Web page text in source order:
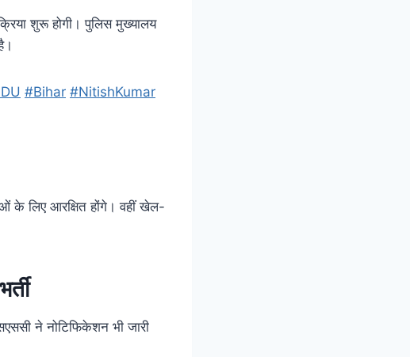
शुरू होगी। पुलिस मुख्यालय
#Bihar #NitishKumar
के लिए आरक्षित होंगे। वहीं खेल-
ने नोटिफिकेशन भी जारी